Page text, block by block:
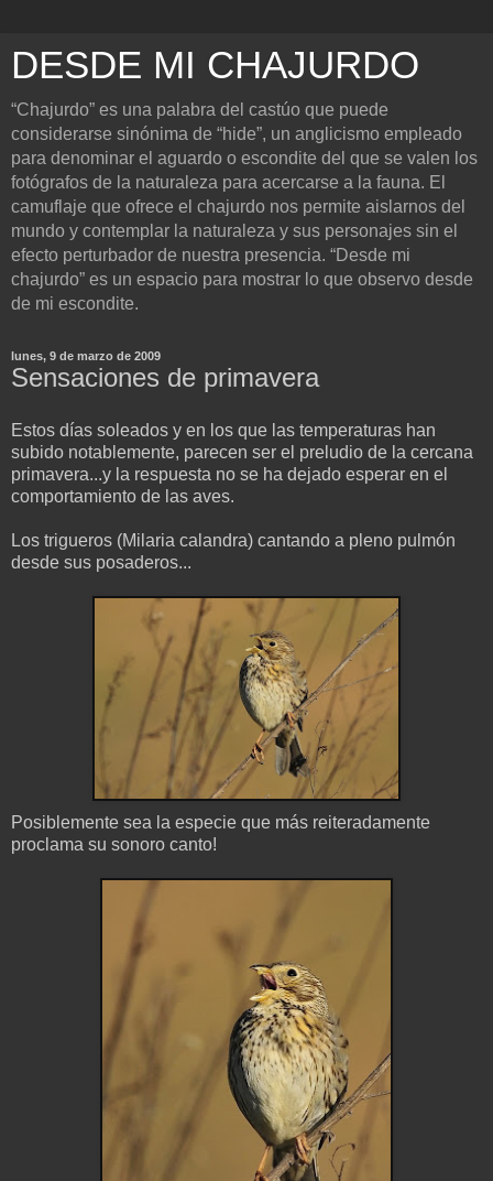
DESDE MI CHAJURDO
“Chajurdo” es una palabra del castúo que puede
considerarse sinónima de “hide”, un anglicismo empleado
para denominar el aguardo o escondite del que se valen los
fotógrafos de la naturaleza para acercarse a la fauna. El
camuflaje que ofrece el chajurdo nos permite aislarnos del
mundo y contemplar la naturaleza y sus personajes sin el
efecto perturbador de nuestra presencia. “Desde mi
chajurdo” es un espacio para mostrar lo que observo desde
de mi escondite.
lunes, 9 de marzo de 2009
Sensaciones de primavera
Estos días soleados y en los que las temperaturas han
subido notablemente, parecen ser el preludio de la cercana
primavera...y la respuesta no se ha dejado esperar en el
comportamiento de las aves.
Los trigueros (Milaria calandra) cantando a pleno pulmón
desde sus posaderos...
Posiblemente sea la especie que más reiteradamente
proclama su sonoro canto!